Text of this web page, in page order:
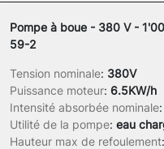
Pompe à boue - 380 V -
59-2
Tension nominale: 380V
Puissance moteur: 6.5KW/h
Intensité absorbée nominale:
Utilité de la pompe: eau
Hauteur max de refoulement: